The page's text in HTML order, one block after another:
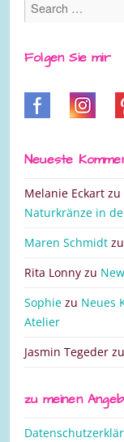
Folgen Sie mir
Neueste
Melanie Eckart zu
Naturkränze in
Maren Schmidt zu
Rita Lonny zu
Sophie zu Neues
Atelier
Jasmin Tegeder zu
zu meinen